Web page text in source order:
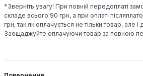
*Зверніть увагу! При повній передоплаті
складе всього 90 грн, а при оплаті
грн, так як оплачується не тільки товар, але
Заощаджуйте оплачуючи товар за повною